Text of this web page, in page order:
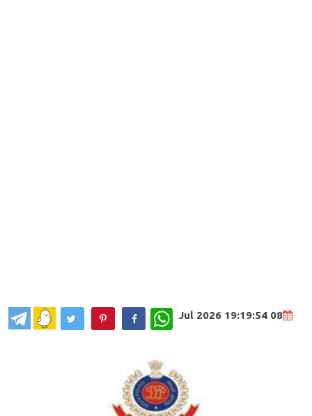
08 Jul 2026 19:19:54
WhatsApp